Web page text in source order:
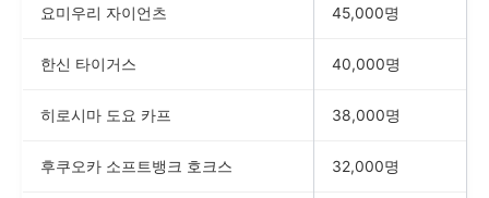
요미우리 자이언츠 45,000명
한신 타이거스 40,000명
히로시마 도요 카프 38,000명
후쿠오카 소프트뱅크 호크스 32,000명